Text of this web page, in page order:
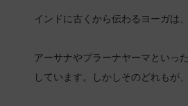
インドに古くから伝わるヨーガは
アーサナやプラーナヤーマといっ
しています。しかしそのどれもが